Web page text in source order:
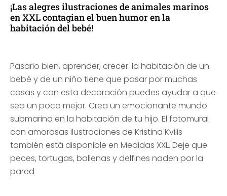
¡Las alegres ilustraciones de animales marinos
en XXL contagian el buen humor en la
habitación del bebé!
Pasarlo bien, aprender, crecer: la habitación de un
bebé y de un niño tiene que pasar por muchas
cosas y con esta decoración puedes ayudar a que
sea un poco mejor. Crea un emocionante mundo
submarino en la habitación de tu hijo. El fotomural
con amorosas ilustraciones de Kristina Kvilis
también está disponible en Medidas XXL. Deje que
peces, tortugas, ballenas y delfines naden por la
pared